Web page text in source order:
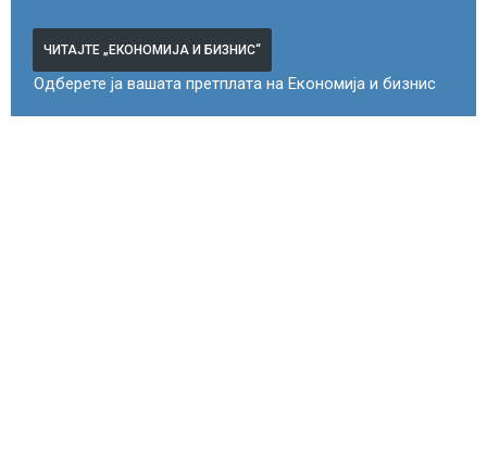
ЧИТАЈТЕ „ЕКОНОМИЈА И БИЗНИС“
Одберете ја вашата претплата на Економија и бизнис